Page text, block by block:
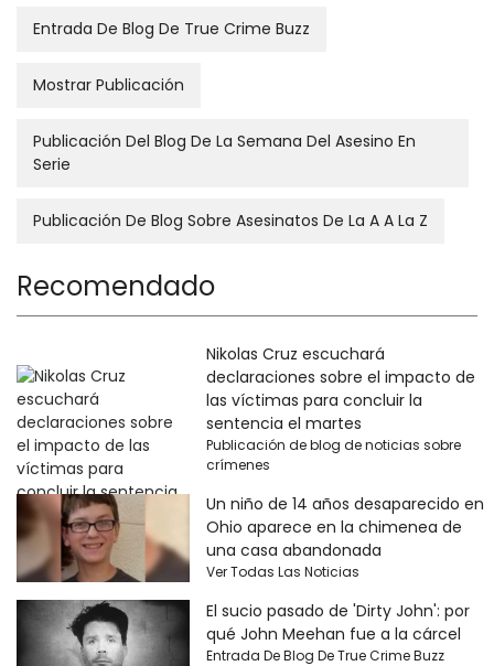
Entrada De Blog De True Crime Buzz
Mostrar Publicación
Publicación Del Blog De La Semana Del Asesino En
Serie
Publicación De Blog Sobre Asesinatos De La A A La Z
Recomendado
Nikolas Cruz escuchará
declaraciones sobre el impacto de
las víctimas para concluir la
sentencia el martes
Publicación de blog de noticias sobre
crímenes
Un niño de 14 años desaparecido en
Ohio aparece en la chimenea de
una casa abandonada
Ver Todas Las Noticias
El sucio pasado de 'Dirty John': por
qué John Meehan fue a la cárcel
Entrada De Blog De True Crime Buzz